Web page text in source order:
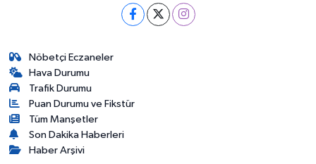
Nöbetçi Eczaneler
Hava Durumu
Trafik Durumu
Puan Durumu ve Fikstür
Tüm Manşetler
Son Dakika Haberleri
Haber Arşivi